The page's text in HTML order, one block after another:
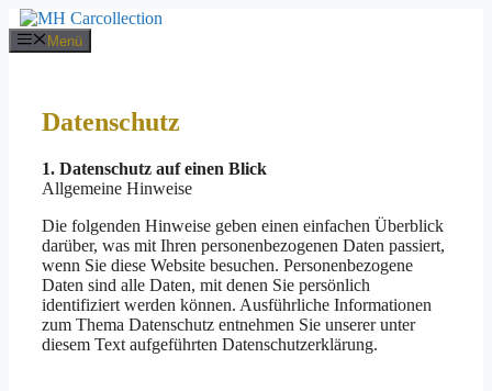
Zum
Inhalt
springen
Menü
Datenschutz
1. Datenschutz auf einen Blick
Allgemeine Hinweise
Die folgenden Hinweise geben einen einfachen Überblick
darüber, was mit Ihren personenbezogenen Daten passiert,
wenn Sie diese Website besuchen. Personenbezogene
Daten sind alle Daten, mit denen Sie persönlich
identifiziert werden können. Ausführliche Informationen
zum Thema Datenschutz entnehmen Sie unserer unter
diesem Text aufgeführten Datenschutzerklärung.